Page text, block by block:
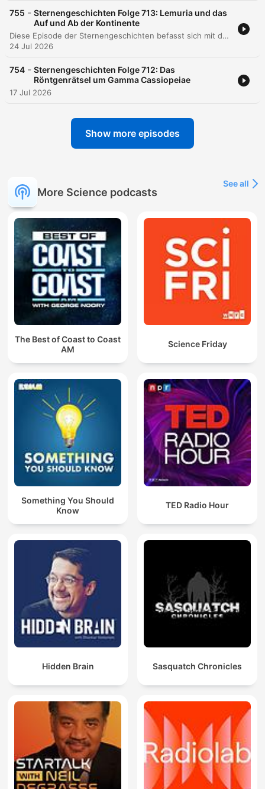
755 - Sternengeschichten Folge 713: Lemuria und das
Auf und Ab der Kontinente
Diese Episode der Sternengeschichten befasst sich mit der wissenschaftshistorischen Bedeutung der Lemuria-Hypothese und dem Wandel unseres Verständnisses der Erddynamik. Der Podcast erläutert, wie die Beobachtung biologischer Verwandtschaften zwischen Arten auf weit entfernten Inseln im 19. Jahrhundert zur Theorie versunkener Landbrücken führte, bevor die Entdeckung der Plattentektonik das Konzept des Fixismus ablöste. Dabei wird auch beleuchtet, wie wissenschaftliche Spekulationen über einen versunkenen Kontinent von esoterischen Bewegungen wie der Theosophie aufgegriffen und in Richtung Science-Fiction und Fantasy transformiert wurden. Die Erzählung schließt mit einem Ausblick auf die Bedeutung tektonischer Prozesse für die Habitabilität von Planeten im Sonnensystem und darüber hinaus.
24 Jul 2026
754 - Sternengeschichten Folge 712: Das
Röntgenrätsel um Gamma Cassiopeiae
17 Jul 2026
Show more episodes
More Science podcasts
See all
The Best of Coast to Coast
AM
Science Friday
Something You Should
Know
TED Radio Hour
Hidden Brain Sasquatch Chronicles